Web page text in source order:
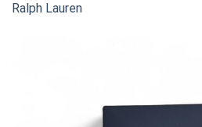
Ralph Lauren